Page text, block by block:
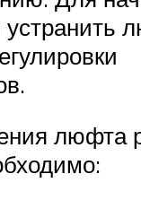
устранить
люфта